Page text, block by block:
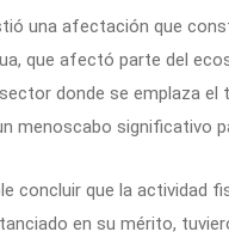
una afectación que
que afectó parte del
donde se emplaza el
menoscabo significativo
concluir que la actividad
en su mérito,